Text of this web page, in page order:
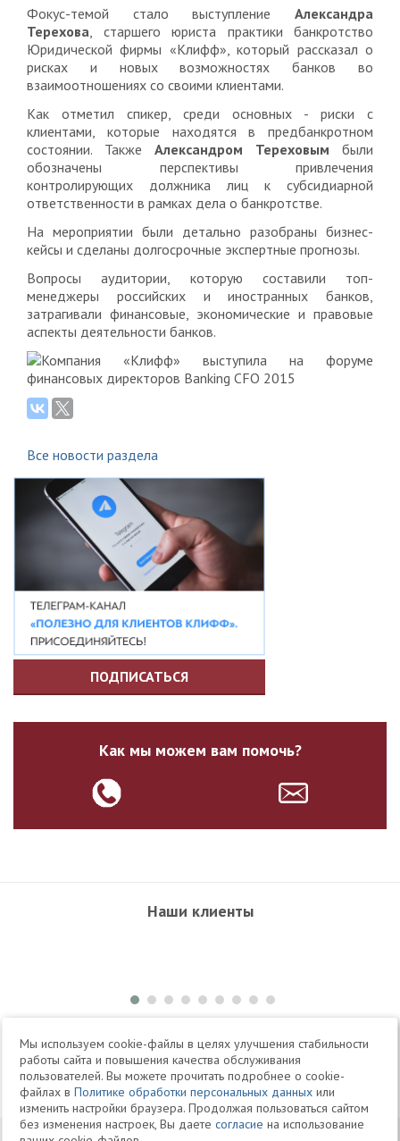
Фокус-темой стало выступление Александра
Терехова, старшего юриста практики банкротство
Юридической фирмы «Клифф», который рассказал о
рисках и новых возможностях банков во
взаимоотношениях со своими клиентами.
Как отметил спикер, среди основных - риски с
клиентами, которые находятся в предбанкротном
состоянии. Также Александром Тереховым были
обозначены перспективы привлечения
контролирующих должника лиц к субсидиарной
ответственности в рамках дела о банкротстве.
На мероприятии были детально разобраны бизнес-
кейсы и сделаны долгосрочные экспертные прогнозы.
Вопросы аудитории, которую составили топ-
менеджеры российских и иностранных банков,
затрагивали финансовые, экономические и правовые
аспекты деятельности банков.
Все новости раздела
ПОДПИСАТЬСЯ
Как мы можем вам помочь?
Наши клиенты
+7 495 504-34-61
Telegram Max
Мы используем cookie-файлы в целях улучшения стабильности
работы сайта и повышения качества обслуживания
пользователей. Вы можете прочитать подробнее о cookie-
файлах вПолитике обработки персональных данных или
изменить настройки браузера. Продолжая пользоваться сайтом
без изменения настроек, Вы даетесогласие на использование